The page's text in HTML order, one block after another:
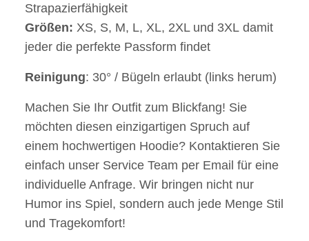
Strapazierfähigkeit
Größen: XS, S, M, L, XL, 2XL und 3XL damit
jeder die perfekte Passform findet
Reinigung: 30° / Bügeln erlaubt (links herum)
Machen Sie Ihr Outfit zum Blickfang! Sie
möchten diesen einzigartigen Spruch auf
einem hochwertigen Hoodie? Kontaktieren Sie
einfach unser Service Team per Email für eine
individuelle Anfrage. Wir bringen nicht nur
Humor ins Spiel, sondern auch jede Menge Stil
und Tragekomfort!